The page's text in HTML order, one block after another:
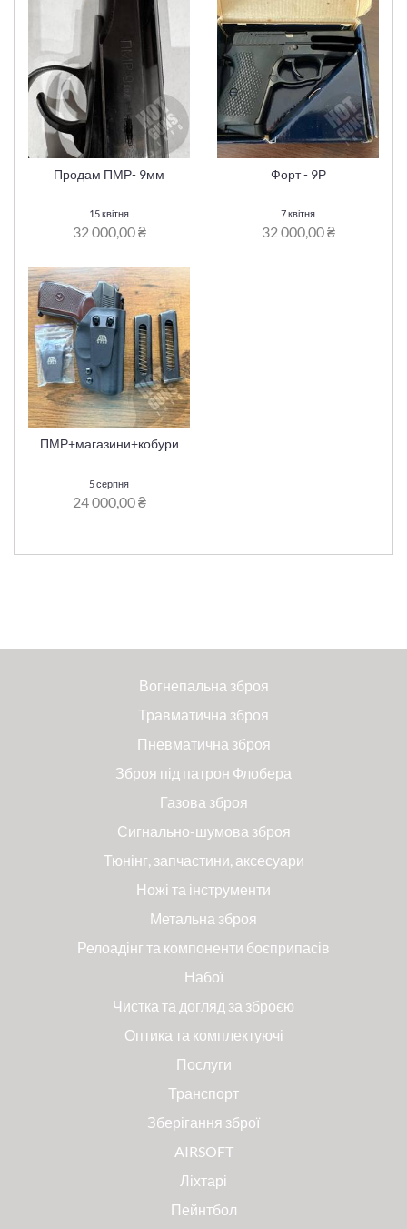
Продам ПМР- 9мм
15 квітня
32 000,00 ₴
Форт - 9Р
7 квітня
32 000,00 ₴
ПМР+магазини+кобури
5 серпня
24 000,00 ₴
Вогнепальна зброя
Травматична зброя
Пневматична зброя
Зброя під патрон Флобера
Газова зброя
Сигнально-шумова зброя
Тюнінг, запчастини, аксесуари
Ножі та інструменти
Метальна зброя
Релоадінг та компоненти боєприпасів
Набої
Чистка та догляд за зброєю
Оптика та комплектуючі
Послуги
Транспорт
Зберігання зброї
AIRSOFT
Ліхтарі
Пейнтбол